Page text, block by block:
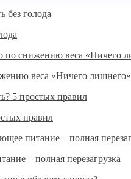
веса «Ничего лишнего»
правил
– полная перезагрузка